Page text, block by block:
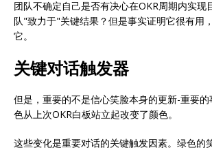
团队不确定自己是否有决心在OKR周期内实现
队"致力于"关键结果？但是事实证明它很有用
它。
关键对话触发器
但是，重要的不是信心笑脸本身的更新-重要
色从上次OKR白板站立起改变了颜色。
这些变化是重要对话的关键触发因素。绿色的